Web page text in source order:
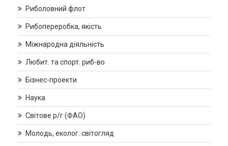
Риболовний флот
Рибопереробка, якість
Міжнародна діяльність
Любит. та спорт. риб-во
Бізнес-проекти
Наука
Світове р/г (ФАО)
Молодь, еколог. світогляд